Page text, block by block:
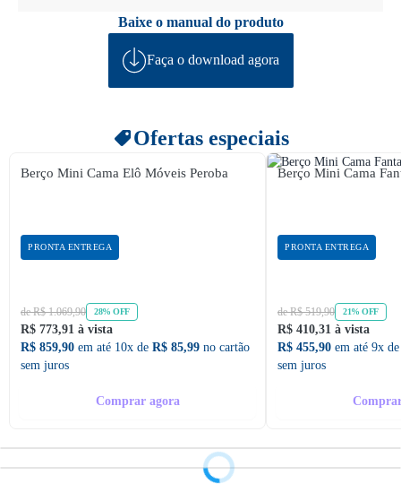
Baixe o manual do produto
Faça o download agora
Ofertas especiais
Berço Mini Cama Elô Móveis Peroba
PRONTA ENTREGA
de R$ 1.069,90 28% OFF
R$ 773,91 à vista
R$ 859,90 em até 10x de R$ 85,99 no cartão
sem juros
Comprar agora
Berço Mini Cama
PRONTA ENTREGA
de R$ 519,90 21% OFF
R$ 410,31 à vista
R$ 455,90 em até 9x
sem juros